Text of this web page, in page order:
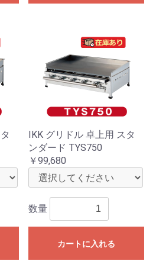
IKK グリドル 卓上用 スタ
ンダード TYS750
￥99,680
数量
カートに入れる